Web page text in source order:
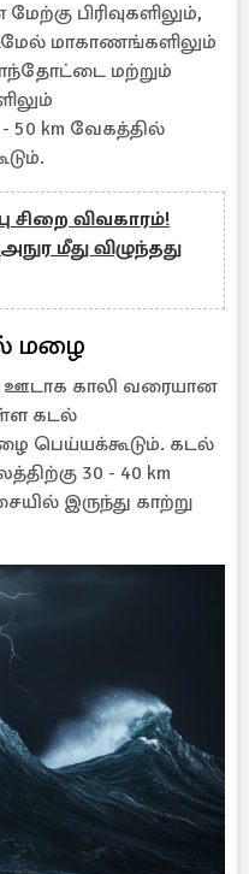
பிரிவுகளிலும்,
மாகாணங்களிலும்
மற்றும்
- 50 km வேகத்தில்
சிறை விவகாரம்!
மீது விழுந்தது
மழை
ஊடாக காலி வரையான
கடல்
பெய்யக்கூடும். கடல்
30 - 40 km
இருந்து காற்று